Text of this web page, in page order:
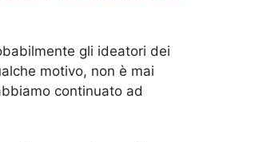
gli ideatori dei
motivo, non è mai
continuato ad